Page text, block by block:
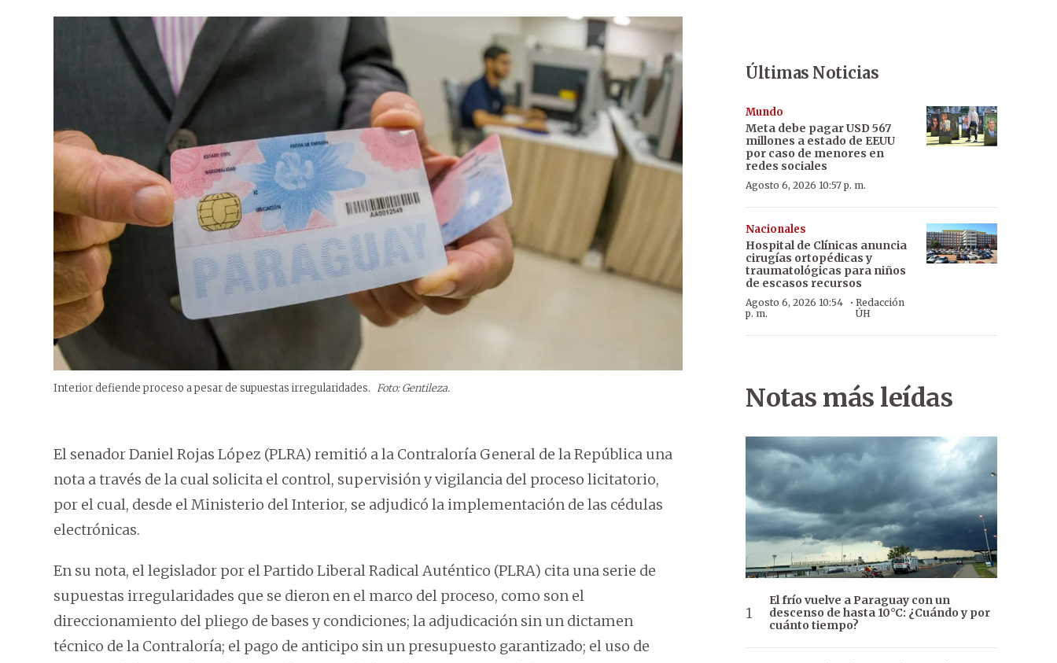
Interior defiende proceso a pesar de supuestas irregularidades. Foto: Gentileza.
El senador Daniel Rojas López (PLRA) remitió a la Contraloría General de la República una
nota a través de la cual solicita el control, supervisión y vigilancia del proceso licitatorio,
por el cual, desde el Ministerio del Interior, se adjudicó la implementación de las cédulas
electrónicas.
En su nota, el legislador por el Partido Liberal Radical Auténtico (PLRA) cita una serie de
supuestas irregularidades que se dieron en el marco del proceso, como son el
direccionamiento del pliego de bases y condiciones; la adjudicación sin un dictamen
técnico de la Contraloría; el pago de anticipo sin un presupuesto garantizado; el uso de
Últimas Noticias
Mundo
Meta debe pagar USD 567
millones a estado de EEUU
por caso de menores en
redes sociales
Agosto 6, 2026 10:57 p. m.
Nacionales
Hospital de Clínicas anuncia
cirugías ortopédicas y
traumatológicas para niños
de escasos recursos
Agosto 6, 2026 10:54
p. m.
· Redacción
ÚH
Notas más leídas
El frío vuelve a Paraguay con un
descenso de hasta 10°C: ¿Cuándo y por
cuánto tiempo?